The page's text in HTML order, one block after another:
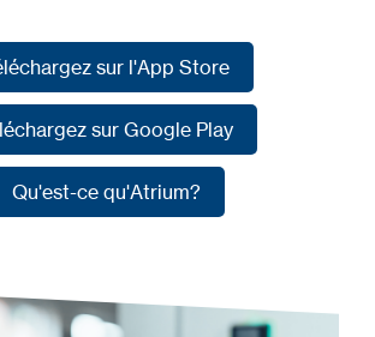
sur l'App Store
sur l'App Store
sur Google Play
sur Google Play
Qu'est-ce qu'Atrium?